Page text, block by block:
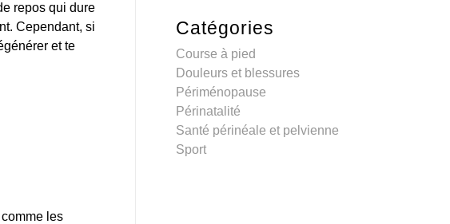
repos qui dure
Cependant, si
et te
les
Catégories
Course à pied
Douleurs et blessures
Périménopause
Périnatalité
Santé périnéale et pelvienne
Sport